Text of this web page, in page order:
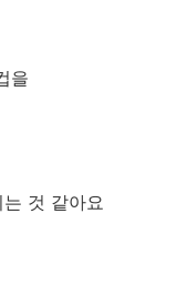
을
것 같아요